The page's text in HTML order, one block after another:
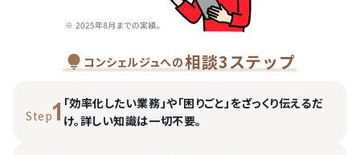
コンシェルジュへの相談3ステップ
Step1 「効率化したい業務」や「困りごと」をざっくり伝えるだ
け。詳しい知識は一切不要。